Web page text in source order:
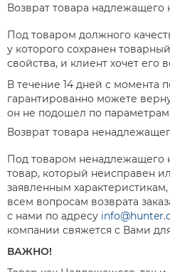
Возврат товара надлежащего
Под товаром должного
у которого сохранен
свойства, и клиент хочет его
В течение 14 дней с момента
гарантированно можете
он не подошел по параметрам.
Возврат товара
Под товаром ненадлежащего
товар, который неисправен
заявленным
всем вопросам возврата
с нами по адресу
компании свяжется с Вами
ВАЖНО!